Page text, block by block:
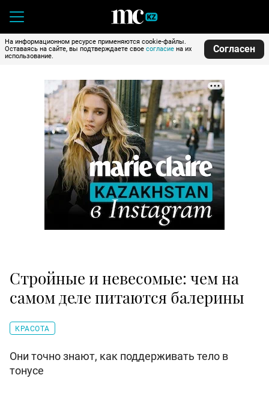
На информационном ресурсе применяются cookie-файлы.
Оставаясь на сайте, вы подтверждаете свое согласие на их
использование.
Согласен
Стройные и невесомые: чем на
самом деле питаются балерины
КРАСОТА
Они точно знают, как поддерживать тело в
тонусе